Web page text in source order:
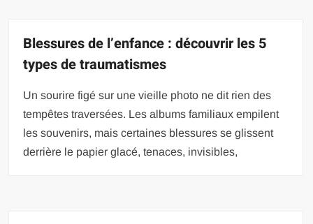
Blessures de l’enfance : découvrir les 5
types de traumatismes
Un sourire figé sur une vieille photo ne dit rien des
tempêtes traversées. Les albums familiaux empilent
les souvenirs, mais certaines blessures se glissent
derrière le papier glacé, tenaces, invisibles,